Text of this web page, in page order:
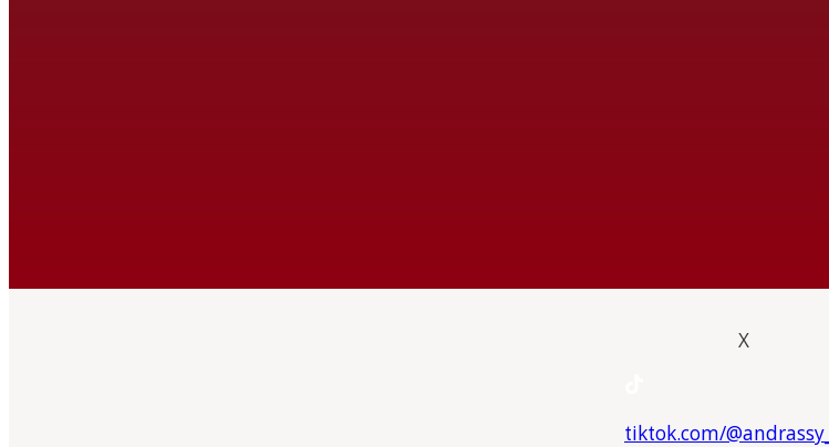
X
tiktok.com/